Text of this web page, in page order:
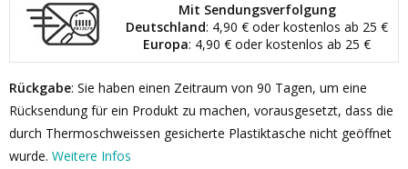
Mit Sendungsverfolgung
Deutschland: 4,90 € oder kostenlos ab 25 €
Europa: 4,90 € oder kostenlos ab 25 €
Rückgabe: Sie haben einen Zeitraum von 90 Tagen, um eine
Rücksendung für ein Produkt zu machen, vorausgesetzt, dass die
durch Thermoschweissen gesicherte Plastiktasche nicht geöffnet
wurde. Weitere Infos